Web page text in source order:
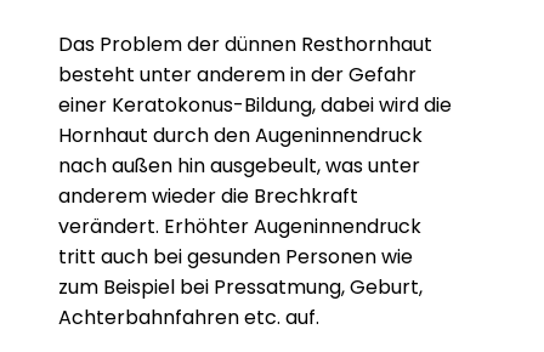
Das Problem der dünnen Resthornhaut
besteht unter anderem in der Gefahr
einer Keratokonus-Bildung, dabei wird die
Hornhaut durch den Augeninnendruck
nach außen hin ausgebeult, was unter
anderem wieder die Brechkraft
verändert. Erhöhter Augeninnendruck
tritt auch bei gesunden Personen wie
zum Beispiel bei Pressatmung, Geburt,
Achterbahnfahren etc. auf.